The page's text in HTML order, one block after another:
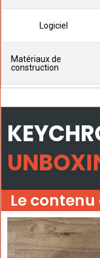
Logiciel
Matériaux de
construction
Le